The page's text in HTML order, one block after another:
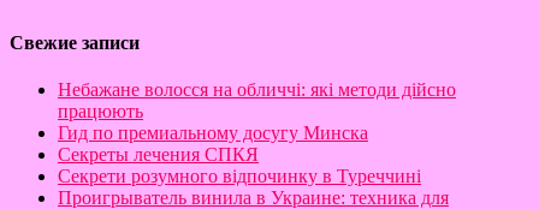
Свежие записи
Небажане волосся на обличчі: які методи дійсно
працюють
Гид по премиальному досугу Минска
Секреты лечения СПКЯ
Секрети розумного відпочинку в Туреччині
Проигрыватель винила в Украине: техника для